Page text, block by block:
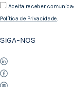
Aceita receber
Política de Privacidade.
SIGA-NOS